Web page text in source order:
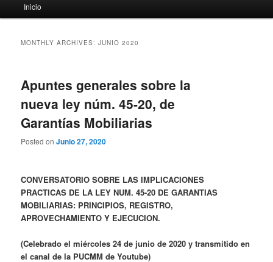
Skip to primary content
Skip to secondary content
Inicio
MONTHLY ARCHIVES:JUNIO 2020
Apuntes generales sobre la
nueva ley núm. 45-20, de
Garantías Mobiliarias
Posted onJunio 27, 2020
CONVERSATORIO SOBRE LAS IMPLICACIONES
PRACTICAS DE LA LEY NUM. 45-20 DE GARANTIAS
MOBILIARIAS: PRINCIPIOS, REGISTRO,
APROVECHAMIENTO Y EJECUCION.
(Celebrado el miércoles 24 de junio de 2020 y transmitido en
el canal de la PUCMM de Youtube)